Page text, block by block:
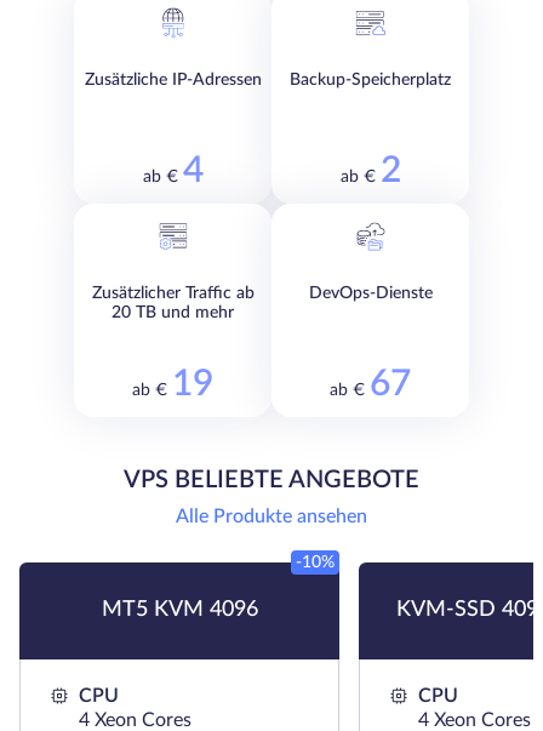
Zusätzliche IP-Adressen
ab € 4
Backup-Speicherplatz
ab € 2
Zusätzlicher Traffic ab
20 TB und mehr
ab € 19
DevOps-Dienste
ab € 67
VPS BELIEBTE ANGEBOTE
Alle Produkte ansehen
MT5 KVM 4096
-10%
CPU
4 Xeon Cores
KVM-SSD
CPU
4 Xeon Cores